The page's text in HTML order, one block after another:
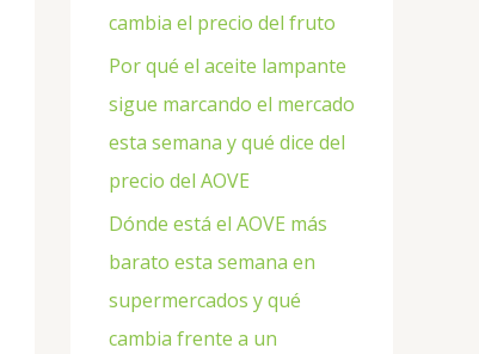
cambia el precio del fruto
Por qué el aceite lampante
sigue marcando el mercado
esta semana y qué dice del
precio del AOVE
Dónde está el AOVE más
barato esta semana en
supermercados y qué
cambia frente a un